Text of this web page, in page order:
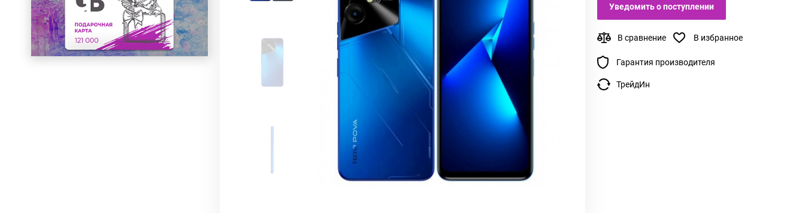
Уведомить о поступлении
В сравнение В избранное
Гарантия производителя
ТрейдИн